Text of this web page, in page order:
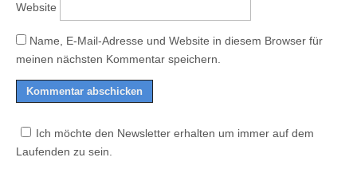
Website
Name, E-Mail-Adresse und Website in diesem Browser für
meinen nächsten Kommentar speichern.
Ich möchte den Newsletter erhalten um immer auf dem
Laufenden zu sein.